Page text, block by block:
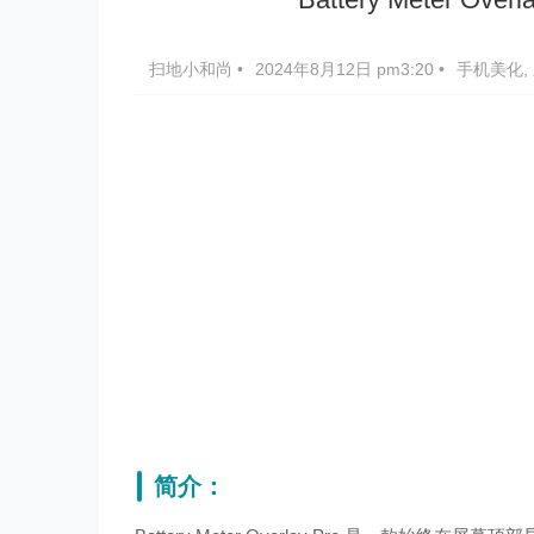
扫地小和尚 • 2024年8月12日 pm3:20 • 手机美化
简介：